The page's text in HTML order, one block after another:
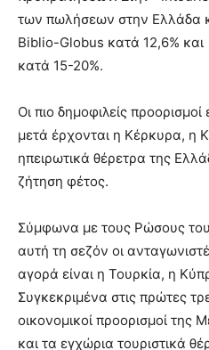
των πωλήσεων στην Ελλάδα
Biblio-Globus κατά 12,6%
κατά 15-20%.
Οι πιο δημοφιλείς
μετά έρχονται η Κέρκυρα, η
ηπειρωτικά θέρετρα της
ζήτηση φέτος.
Σύμφωνα με τους Ρώσους
αυτή τη σεζόν οι
αγορά είναι η Τουρκία, η
Συγκεκριμένα στις πρώτες
οικονομικοί προορισμοί της
και τα εγχώρια τουριστικά